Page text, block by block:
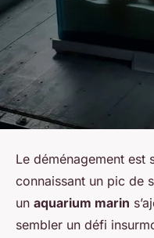
Le déménagement est
connaissant un pic de
un aquarium marin
sembler un défi